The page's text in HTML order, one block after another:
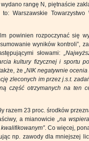
rangę N, piętnaście
Warszawskie Towarzystwo
powinien rozpoczynać się
wyników kontroli”,
słowami:
kultury fizycznej i sportu
że „NIK negatywnie
zleconych im przez j.s.t.
część otrzymanych na ten
razem 23 proc. środków
a mianowicie
na
. Co więcej,
np. zawody dla mniejszej